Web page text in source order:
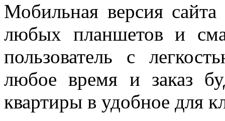
Мобильная версия
любых планшетов и
пользователь с
любое время и заказ
квартиры в удобное для